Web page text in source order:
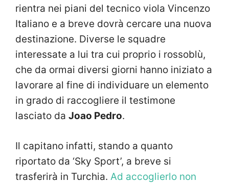
rientra nei piani del tecnico viola Vincenzo
Italiano e a breve dovrà cercare una nuova
destinazione. Diverse le squadre
interessate a lui tra cui proprio i rossoblù,
che da ormai diversi giorni hanno iniziato a
lavorare al fine di individuare un elemento
in grado di raccogliere il testimone
lasciato da Joao Pedro.
Il capitano infatti, stando a quanto
riportato da ‘Sky Sport’, a breve si
trasferirà in Turchia. Ad accoglierlo non